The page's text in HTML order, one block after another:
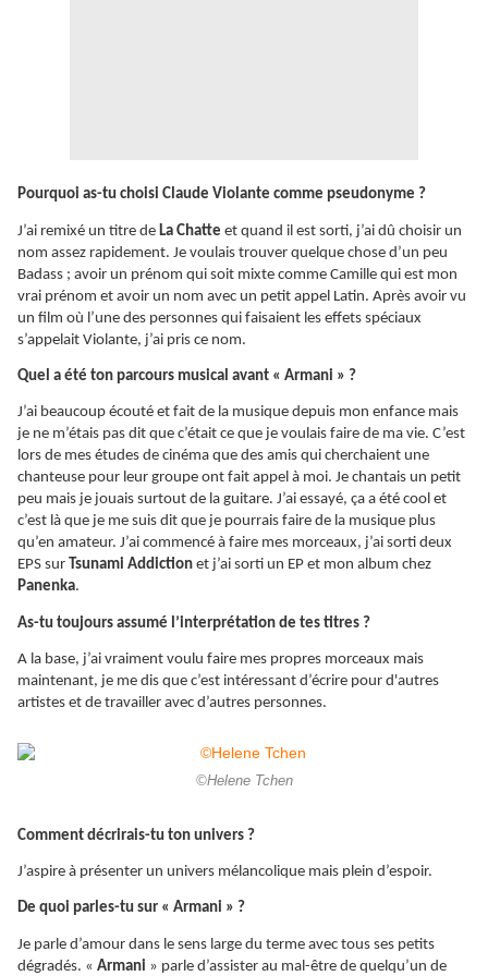
Pourquoi as-tu choisi Claude Violante comme pseudonyme ?
J’ai remixé un titre de La Chatte et quand il est sorti, j’ai dû choisir un
nom assez rapidement. Je voulais trouver quelque chose d’un peu
Badass ; avoir un prénom qui soit mixte comme Camille qui est mon
vrai prénom et avoir un nom avec un petit appel Latin. Après avoir vu
un film où l’une des personnes qui faisaient les effets spéciaux
s’appelait Violante, j’ai pris ce nom.
Quel a été ton parcours musical avant « Armani » ?
J’ai beaucoup écouté et fait de la musique depuis mon enfance mais
je ne m’étais pas dit que c’était ce que je voulais faire de ma vie. C’est
lors de mes études de cinéma que des amis qui cherchaient une
chanteuse pour leur groupe ont fait appel à moi. Je chantais un petit
peu mais je jouais surtout de la guitare. J’ai essayé, ça a été cool et
c’est là que je me suis dit que je pourrais faire de la musique plus
qu’en amateur. J’ai commencé à faire mes morceaux, j’ai sorti deux
EPS sur Tsunami Addiction et j’ai sorti un EP et mon album chez
Panenka.
As-tu toujours assumé l’interprétation de tes titres ?
A la base, j’ai vraiment voulu faire mes propres morceaux mais
maintenant, je me dis que c’est intéressant d’écrire pour d'autres
artistes et de travailler avec d’autres personnes.
©Helene Tchen
Comment décrirais-tu ton univers ?
J’aspire à présenter un univers mélancolique mais plein d’espoir.
De quoi parles-tu sur « Armani » ?
Je parle d’amour dans le sens large du terme avec tous ses petits
dégradés. « Armani » parle d’assister au mal-être de quelqu’un de